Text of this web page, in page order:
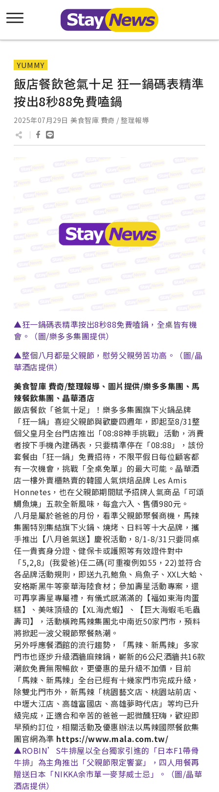
YUMMY
飯店餐飲爸氣十足 狂一鍋碼表精準
按出8秒88免費嗑鍋
2025年07月29日 美食智庫 費奇 / 整理報導
▲狂一鍋碼表精準按出8秒88免費嗑鍋，全桌皆有機
會。（圖/樂多多集團提供）
▲整個八月都是父親節，慰勞父親勞苦功高。（圖/晶
華酒店提供）
美食智庫 費奇/整理報導、圖片提供/樂多多集團、馬
辣餐飲集團、晶華酒店
飯店餐飲「爸氣十足」！樂多多集團旗下火鍋品牌
「狂一鍋」喜迎父親節與歡慶四週年，即起至8/31整
個父皇月全台門店推出「08:88神手挑戰」活動，消費
者按下手機內建碼表，只要精準停在「08:88」，該份
套餐由「狂一鍋」免費招待，不限平假日每位顧客都
有一次機會，挑戰「全桌免單」的最大可能。晶華酒
店一樓外賣櫃熱賣的韓國人氣烘焙品牌 Les Amis
Honnetes，也在父親節期間賦予招牌人氣商品「可頌
鯛魚燒」五款全新風味，每盒六入、售價980元。
八月是屬於爸爸的月份，看準父親節聚餐商機，馬辣
集團特別集結旗下火鍋、燒烤、日料等十大品牌，攜
手推出【八月爸氣送】慶祝活動， 8/1-8/31 只要同桌
任一貴賓身分證、健保卡或護照等有效證件對中
「5,2,8 」 (我愛爸)任二碼(可重複例如55 ， 22)並符合
各品牌活動規則，即送九孔鮑魚、烏魚子、 XXL大蛤、
安格斯黑牛等豪華海陸食材；參加壽星活動專案，還
可再享壽星專屬禮，有儀式感滿滿的【福如東海肉蛋
糕】、美味頂級的【XL海虎蝦】、【巨大海蝦毛毛蟲
壽司】，活動橫跨馬辣集團北中南近50家門市，預料
將掀起一波父親節聚餐熱潮。
另外呼應餐酒館的流行趨勢，「馬辣、新馬辣」多家
門市也逐步升級酒牆麻辣鍋，嶄新的6公尺酒牆共16款
潮飲免費無限暢飲，更優惠的是升級不加價，目前
「馬辣、新馬辣」全台已經有十幾家門市完成升級，
除雙北門市外，新馬辣「桃園藝文店、桃園站前店、
中壢大江店、高雄富國店、高雄夢時代店」等均已升
級完成，正適合和辛苦的爸爸一起微醺狂嗨，歡迎即
早預約訂位，相關活動及優惠辦法以馬辣國際餐飲集
團官網為準 https://www.mala.com.tw/
▲ROBIN’S牛排屋以全台獨家引進的「日本F1帶骨
牛排」為主角推出「父親節限定饗宴」，四人用餐再
贈送日本「NIKKA余市單一麥芽威士忌」。（圖/晶華
酒店提供）